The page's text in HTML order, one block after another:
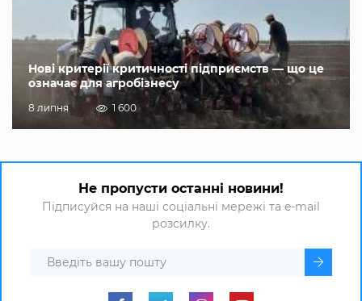
Нові критерії критичності підприємств — що це
означає для агробізнесу
8 липня 1 600
Не пропусти останні новини!
Підписуйся на наші соціальні мережі та e-mail
розсилку.